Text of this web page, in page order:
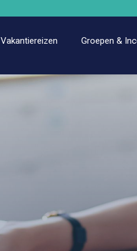
Vakantiereizen Groepen &